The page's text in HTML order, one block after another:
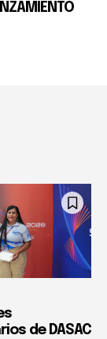
de DASAC